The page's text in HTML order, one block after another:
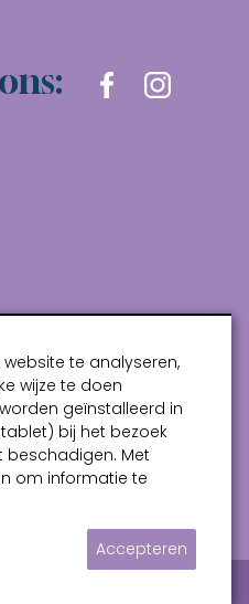
te analyseren,
wijze te doen
geïnstalleerd in
bij het bezoek
beschadigen. Met
om informatie te
Accepteren